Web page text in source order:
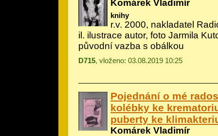
Komárek Vladimír
knihy
r.v. 2000, nakladatel
il. ilustrace autor, foto Jarmila
původní vazba s obálkou
D715, vloženo: 03.08.2019 10:25
Pojednání o mé
kolébky ke
puberty ke
Komárek Vladimír